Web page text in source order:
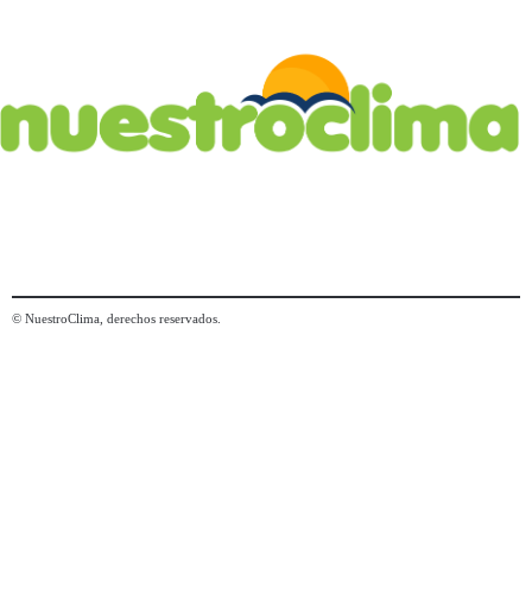
© NuestroClima, derechos reservados.